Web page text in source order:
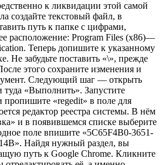
к ликвидации этой самой
создайте текстовый файл, в
путь к папке с цифрами,
расположение: Program Files (x86)—
Теперь допишите к указанному
Не забудьте поставить «\», прежде
этого сохраните изменения и
Следующий шаг — открыть
туда «Выполнить». Запустите
«regedit» в поле для
редактор реестра системы. В нём
и в появившемся списке выберите
поле впишите «5C65F4B0-3651-
Найдя нужный раздел, вы
путь к Google Chrome. Кликните